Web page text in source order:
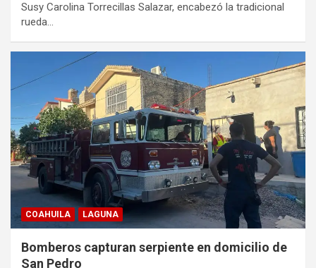
Susy Carolina Torrecillas Salazar, encabezó la tradicional
rueda…
COAHUILA LAGUNA
Bomberos capturan serpiente en domicilio de
San Pedro